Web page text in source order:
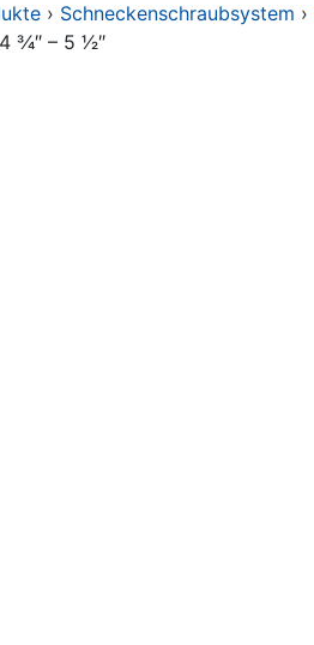
› Schneckenschraubsystem ›
– 5 1⁄2″